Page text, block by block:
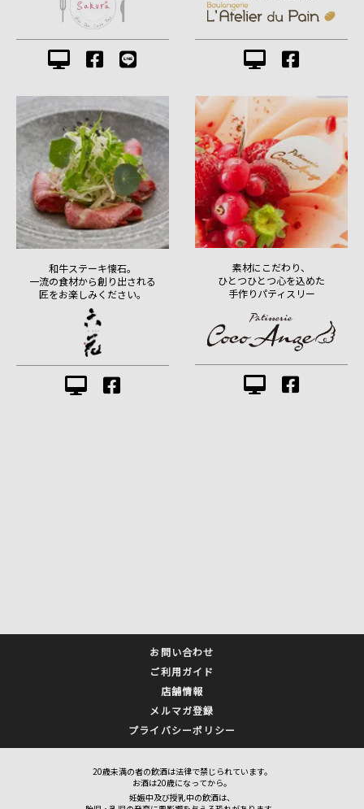
和牛ステーキ懐石。
一流の食材から創り出される
匠をお楽しみください。
素材にこだわり、
ひとつひとつ心を込めた
手作りパティスリー
お問い合わせ
ご利用ガイド
店舗情報
メルマガ登録
プライバシーポリシー
20歳未満の者の飲酒は法律で禁じられています。
お酒は20歳になってから。
妊娠中及び授乳中の飲酒は、